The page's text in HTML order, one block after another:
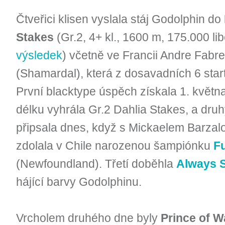
Čtveřici klisen vyslala stáj Godolphin do
Stakes (Gr.2, 4+ kl., 1600 m, 175.000
výsledek) včetně ve Francii Andre
(Shamardal), která z dosavadních 6
První blacktype úspěch získala 1.
délku vyhrála Gr.2 Dahlia Stakes, a
připsala dnes, když s Mickaelem
zdolala v Chile narozenou šampiónku
(Newfoundland). Třetí doběhla Always
hájící barvy Godolphinu.
Vrcholem druhého dne byly Prince of